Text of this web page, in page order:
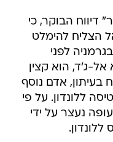
דיווח הבוקר, כי
הצליח להימלט
לפני
אל-ג'ד, הוא קצין
בעיתון, אדם נוסף
ללונדון. על פי
נעצר על ידי
ללונדון.